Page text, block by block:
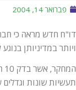
פברואר 14, 2004
דו"ח חדש מראה כי
ויותר במדיניותן בנוגע
תעשיות שונות וגדלים